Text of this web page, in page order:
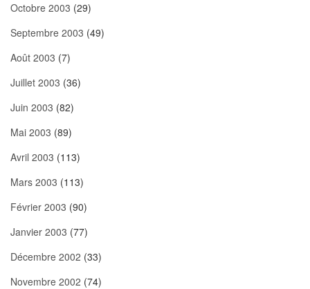
Octobre 2003 (29)
Septembre 2003 (49)
Août 2003 (7)
Juillet 2003 (36)
Juin 2003 (82)
Mai 2003 (89)
Avril 2003 (113)
Mars 2003 (113)
Février 2003 (90)
Janvier 2003 (77)
Décembre 2002 (33)
Novembre 2002 (74)